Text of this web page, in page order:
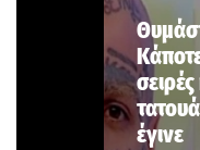
έγινε